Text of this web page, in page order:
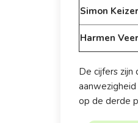
Simon Keizer
Harmen
De cijfers
op de derde